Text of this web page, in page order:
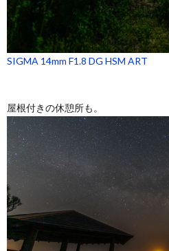
SIGMA 14mm F1.8 DG HSM ART
屋根付きの休憩所も。